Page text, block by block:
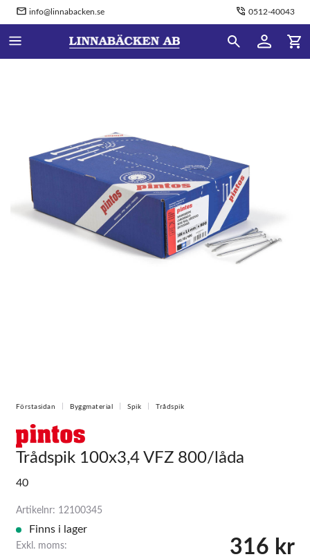
info@linnabacken.se 0512-40043
Förstasidan Byggmaterial Spik Trådspik
Trådspik 100x3,4 VFZ 800/låda
40
Artikelnr: 12100345
Finns i lager
Exkl. moms: 316 kr